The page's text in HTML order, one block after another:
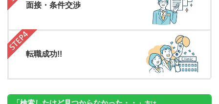
面接・条件交渉
転職成功!!